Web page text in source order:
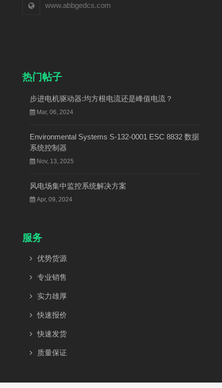
www.abbgedcs.com
热门帖子
步进电机驱动器:均方根电流还是峰值电流？
Mar, 06, 2024
Environmental Systems S-132-0001 ESC 8832 数据
系统控制器
Nov, 13, 2025
风电场集中监控系统解决方案
Apr, 09, 2024
服务
优势货源
专业销售
实力雄厚
快速报价
快速发货
质量保证